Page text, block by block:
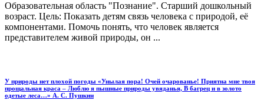
Образовательная область "Познание". Старший дошкольный
возраст. Цель: Показать детям связь человека с природой, её
компонентами. Помочь понять, что человек является
представителем живой природы, он ...
У природы нет плохой погоды «Унылая пора! Очей очарованье! Приятна мне твоя
прощальная краса – Люблю я пышные природы увяданья, В багрец и в золото
одетые леса…» А. С. Пушкин